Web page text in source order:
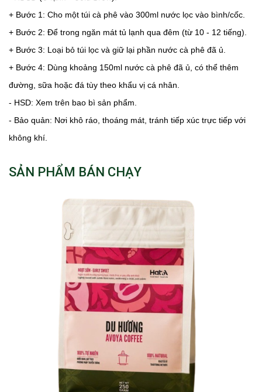
+ Bước 1: Cho một túi cà phê vào 300ml nước lọc vào bình/cốc.
+ Bước 2: Để trong ngăn mát tủ lạnh qua đêm (từ 10 - 12 tiếng).
+ Bước 3: Loại bỏ túi lọc và giữ lại phần nước cà phê đã ủ.
+ Bước 4: Dùng khoảng 150ml nước cà phê đã ủ, có thể thêm
đường, sữa hoặc đá tùy theo khẩu vị cá nhân.
- HSD: Xem trên bao bì sản phẩm.
- Bảo quản: Nơi khô ráo, thoáng mát, tránh tiếp xúc trực tiếp với
không khí.
SẢN PHẨM BÁN CHẠY